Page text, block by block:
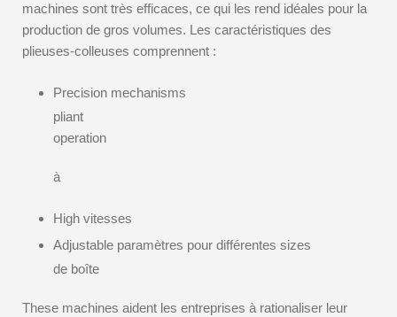
machines sont très efficaces, ce qui les rend idéales pour la
production de gros volumes. Les caractéristiques des
plieuses-colleuses comprennent :
Precision mechanisms
pliant
operation
à
High vitesses
Adjustable paramètres pour différentes sizes
de boîte
These machines aident les entreprises à rationaliser leur